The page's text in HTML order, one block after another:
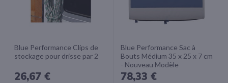
Blue Performance Clips de
stockage pour drisse par 2
26,67 €
Blue Performance Sac à
Bouts Médium 35 x 25 x 7 cm
- Nouveau Modèle
78,33 €